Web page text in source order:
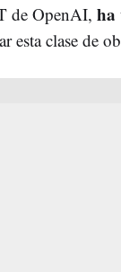
de OpenAI, ha
esta clase de